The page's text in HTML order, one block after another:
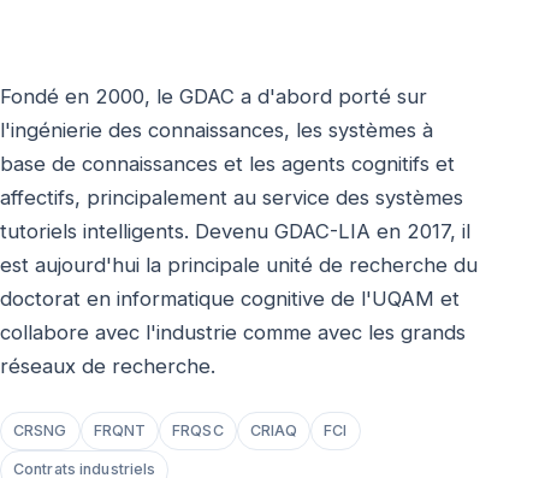
Fondé en 2000, le GDAC a d'abord porté sur
l'ingénierie des connaissances, les systèmes à
base de connaissances et les agents cognitifs et
affectifs, principalement au service des systèmes
tutoriels intelligents. Devenu GDAC-LIA en 2017, il
est aujourd'hui la principale unité de recherche du
doctorat en informatique cognitive de l'UQAM et
collabore avec l'industrie comme avec les grands
réseaux de recherche.
CRSNG FRQNT FRQSC CRIAQ FCI
Contrats industriels